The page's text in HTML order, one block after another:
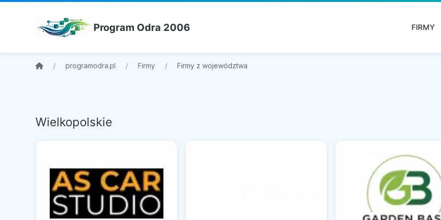
Program Odra 2006 FIRMY
programodra.pl Firmy Firmy z województwa
Wielkopolskie